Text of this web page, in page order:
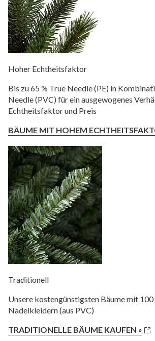
Hoher Echtheitsfaktor
Bis zu 65 % True Needle (PE) in
Needle (PVC) für ein ausgewogenes
Echtheitsfaktor und Preis
BÄUME MIT HOHEM
Traditionell
Unsere kostengünstigsten Bäume mit
Nadelkleidern (aus PVC)
TRADITIONELLE BÄUME KAUFEN »